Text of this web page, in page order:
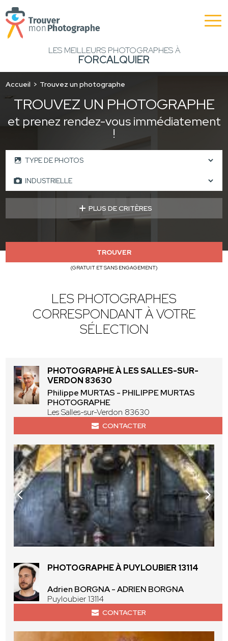
LES MEILLEURS PHOTOGRAPHES À
FORCALQUIER
Accueil Trouvez un photographe
TROUVEZ UN PHOTOGRAPHE
et prenez rendez-vous immédiatement
!
PLUS DE CRITÈRES
TROUVER
(GRATUIT ET SANS ENGAGEMENT)
LES PHOTOGRAPHES
CORRESPONDANT À VOTRE
SÉLECTION
PHOTOGRAPHE À LES SALLES-SUR-
VERDON 83630
Philippe MURTAS - PHILIPPE MURTAS
PHOTOGRAPHE
Les Salles-sur-Verdon 83630
CONTACTER
PHOTOGRAPHE À PUYLOUBIER 13114
Adrien BORGNA - ADRIEN BORGNA
Puyloubier 13114
CONTACTER